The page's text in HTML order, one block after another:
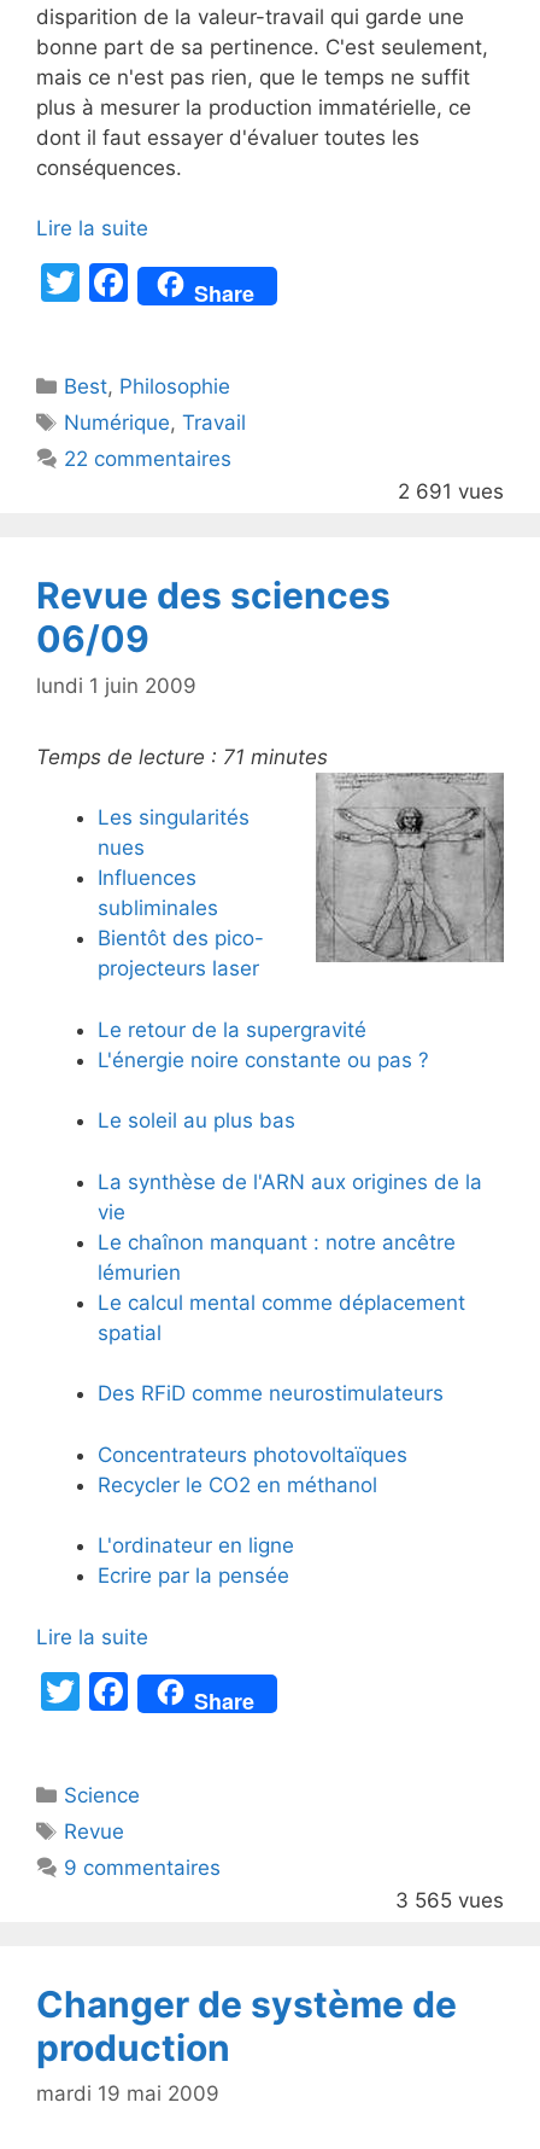
disparition de la valeur-travail qui garde une
bonne part de sa pertinence. C'est seulement,
mais ce n'est pas rien, que le temps ne suffit
plus à mesurer la production immatérielle, ce
dont il faut essayer d'évaluer toutes les
conséquences.
Lire la suite
T
er
F
a
e
b
o
Share
Catégories
Best, Philosophie
Étiquettes
Numérique,Travail
22 commentaires
2 691 vues
Revue des sciences
06/09
lundi 1 juin 2009
Temps de lecture : 71 minutes
Les singularités
nues
Influences
subliminales
Bientôt des pico-
projecteurs laser
Le retour de la supergravité
L'énergie noire constante ou pas ?
Le soleil au plus bas
La synthèse de l'ARN aux origines de la
vie
Le chaînon manquant : notre ancêtre
lémurien
Le calcul mental comme déplacement
spatial
Des RFiD comme neurostimulateurs
Concentrateurs photovoltaïques
Recycler le CO2 en méthanol
L'ordinateur en ligne
Ecrire par la pensée
Lire la suite
T
er
F
a
e
o
Share
Catégories
Science
Étiquettes
Revue
9 commentaires
3 565 vues
Changer de système de
production
mardi 19 mai 2009